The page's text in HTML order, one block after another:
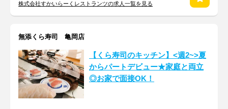
株式会社すかいらーくレストランツの求人一覧を見る
無添くら寿司 亀岡店
【くら寿司のキッチン】<週2~>夏
からパートデビュー★家庭と両立
◎お家で面接OK！